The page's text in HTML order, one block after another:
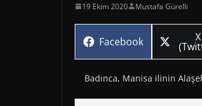
19 Ekim 2020 Mustafa Gürelli
Share
Facebook X
Badınca, Manisa ilinin